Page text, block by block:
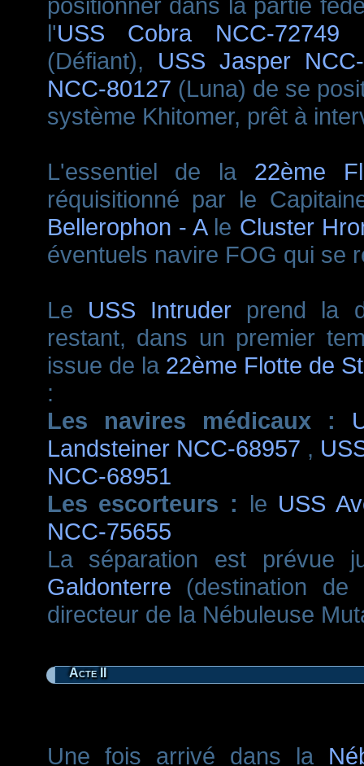
positionner dans la partie
l'USS Cobra NCC-72749
(Défiant), USS Jasper
NCC-80127 (Luna) de se
système Khitomer, prêt à
L'essentiel de la 22ème
réquisitionné par le
Bellerophon - Ale Cluster
éventuels navire FOG qui se
Le USS Intruderprend la
restant, dans un premier
issue de la 22ème Flotte de
:
Les navires médicaux :
Landsteiner NCC-68957 ,
NCC-68951
Les escorteurs : le USS
NCC-75655
La séparation est prévue
Galdonterre (destination
directeur de la Nébuleuse
Acte II
Une fois arrivé dans la